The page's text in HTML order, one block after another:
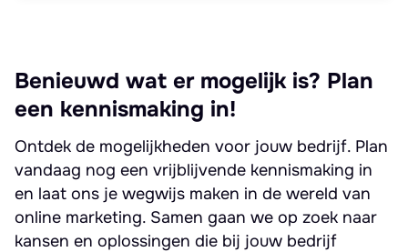
Benieuwd wat er mogelijk is? Plan
een kennismaking in!
Ontdek de mogelijkheden voor jouw bedrijf. Plan
vandaag nog een vrijblijvende kennismaking in
en laat ons je wegwijs maken in de wereld van
online marketing. Samen gaan we op zoek naar
kansen en oplossingen die bij jouw bedrijf